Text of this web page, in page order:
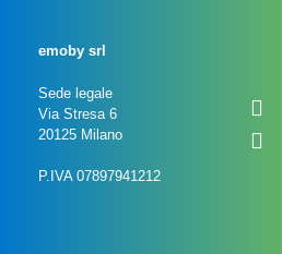
emoby srl
Sede legale
Via Stresa 6
20125 Milano
P.IVA 07897941212